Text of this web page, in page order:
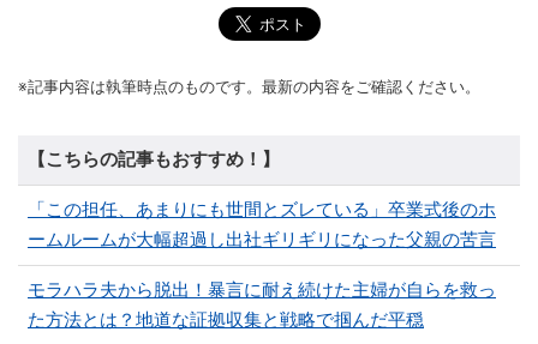
※記事内容は執筆時点のものです。最新の内容をご確認ください。
【こちらの記事もおすすめ！】
「この担任、あまりにも世間とズレている」卒業式後のホ
ームルームが大幅超過し出社ギリギリになった父親の苦言
モラハラ夫から脱出！暴言に耐え続けた主婦が自らを救っ
た方法とは？地道な証拠収集と戦略で掴んだ平穏